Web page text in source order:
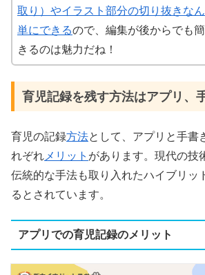
取り）やイラスト部分の切り抜きな
単にできるので、編集が後からでも
きるのは魅力だね！
育児記録を残す方法はアプリ、
育児の記録方法として、アプリと手書
れぞれ メリット があります。現代の技
伝統的な手法も取り入れたハイブリッ
るとされています。
アプリでの育児記録のメリット